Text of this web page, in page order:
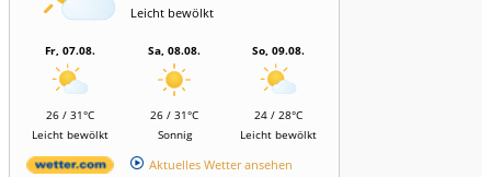
Leicht bewölkt
Fr, 07.08.
26 / 31°C
Leicht bewölkt
Sa, 08.08.
26 / 31°C
Sonnig
So, 09.08.
24 / 28°C
Leicht bewölkt
Aktuelles Wetter ansehen